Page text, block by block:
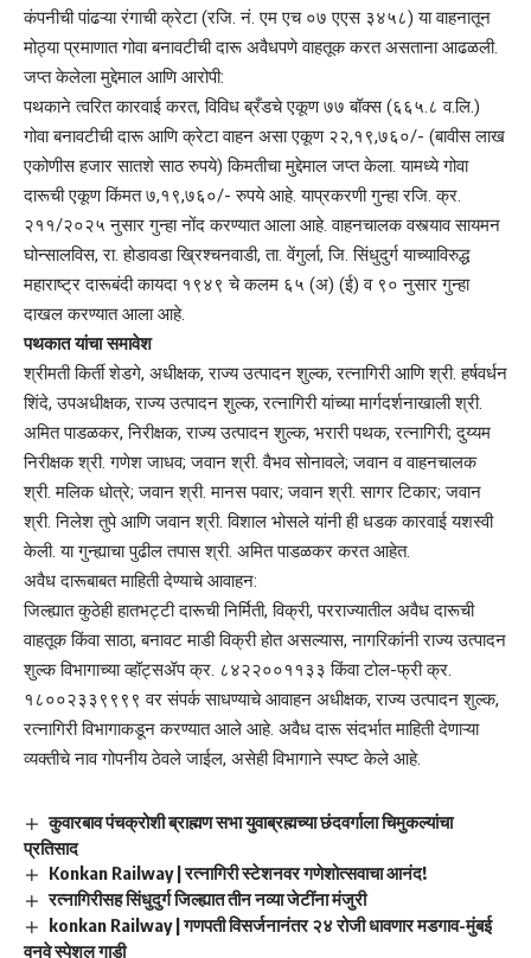
कंपनीची पांढऱ्या रंगाची क्रेटा (रजि. नं. एम एच ०७ एएस ३४५८) या वाहनातून
मोठ्या प्रमाणात गोवा बनावटीची दारू अवैधपणे वाहतूक करत असताना आढळली.
जप्त केलेला मुद्देमाल आणि आरोपी:
पथकाने त्वरित कारवाई करत, विविध ब्रँडचे एकूण ७७ बॉक्स (६६५.८ व.लि.)
गोवा बनावटीची दारू आणि क्रेटा वाहन असा एकूण २२,१९,७६०/- (बावीस लाख
एकोणीस हजार सातशे साठ रुपये) किमतीचा मुद्देमाल जप्त केला. यामध्ये गोवा
दारूची एकूण किंमत ७,१९,७६०/- रुपये आहे. याप्रकरणी गुन्हा रजि. क्र.
२११/२०२५ नुसार गुन्हा नोंद करण्यात आला आहे. वाहनचालक वस्त्याव सायमन
घोन्सालविस, रा. होडावडा ख्रिश्चनवाडी, ता. वेंगुर्ला, जि. सिंधुदुर्ग याच्याविरुद्ध
महाराष्ट्र दारूबंदी कायदा १९४९ चे कलम ६५ (अ) (ई) व ९० नुसार गुन्हा
दाखल करण्यात आला आहे.
पथकात यांचा समावेश
श्रीमती किर्ती शेडगे, अधीक्षक, राज्य उत्पादन शुल्क, रत्नागिरी आणि श्री. हर्षवर्धन
शिंदे, उपअधीक्षक, राज्य उत्पादन शुल्क, रत्नागिरी यांच्या मार्गदर्शनाखाली श्री.
अमित पाडळकर, निरीक्षक, राज्य उत्पादन शुल्क, भरारी पथक, रत्नागिरी; दुय्यम
निरीक्षक श्री. गणेश जाधव; जवान श्री. वैभव सोनावले; जवान व वाहनचालक
श्री. मलिक धोत्रे; जवान श्री. मानस पवार; जवान श्री. सागर टिकार; जवान
श्री. निलेश तुपे आणि जवान श्री. विशाल भोसले यांनी ही धडक कारवाई यशस्वी
केली. या गुन्ह्याचा पुढील तपास श्री. अमित पाडळकर करत आहेत.
अवैध दारूबाबत माहिती देण्याचे आवाहन:
जिल्ह्यात कुठेही हातभट्टी दारूची निर्मिती, विक्री, परराज्यातील अवैध दारूची
वाहतूक किंवा साठा, बनावट माडी विक्री होत असल्यास, नागरिकांनी राज्य उत्पादन
शुल्क विभागाच्या व्हॉट्सॲप क्र. ८४२२००११३३ किंवा टोल-फ्री क्र.
१८००२३३९९९९ वर संपर्क साधण्याचे आवाहन अधीक्षक, राज्य उत्पादन शुल्क,
रत्नागिरी विभागाकडून करण्यात आले आहे. अवैध दारू संदर्भात माहिती देणाऱ्या
व्यक्तीचे नाव गोपनीय ठेवले जाईल, असेही विभागाने स्पष्ट केले आहे.
कुवारबाव पंचक्रोशी ब्राह्मण सभा युवाब्रह्मच्या छंदवर्गाला चिमुकल्यांचा
प्रतिसाद
Konkan Railway | रत्नागिरी स्टेशनवर गणेशोत्सवाचा आनंद!
रत्नागिरीसह सिंधुदुर्ग जिल्ह्यात तीन नव्या जेटींना मंजुरी
konkan Railway | गणपती विसर्जनानंतर २४ रोजी धावणार मडगाव-मुंबई
वनवे स्पेशल गाडी